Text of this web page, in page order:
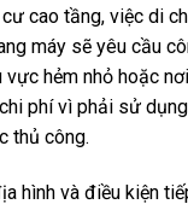
cao tầng, việc di
máy sẽ yêu cầu
vực hẻm nhỏ hoặc
phí vì phải sử
thủ công.
hình và điều kiện